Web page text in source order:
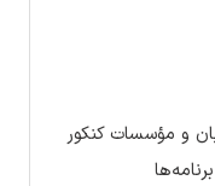
و مؤسسات کنکور